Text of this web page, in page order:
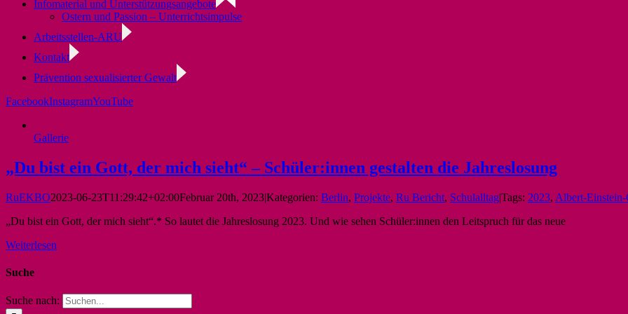
Infomaterial und Unterstützungsangebote
Ostern und Passion – Unterrichtsimpulse
Arbeitsstellen-ARU
Kontakt
Prävention sexualisierter Gewalt
FacebookInstagramYouTube
Gallerie
„Du bist ein Gott, der mich sieht“ – Schüler:innen gestalten die Jahreslosung
RuEKBO2023-06-23T11:29:42+02:00Februar 20th, 2023|Kategorien: Berlin, Projekte, Ru Bericht, Schulalltag|Tags: 2023, Albert-
„Du bist ein Gott, der mich sieht“.* So lautet die Jahreslosung 2023. Und wie sehen Schüler:innen den Leitspruch für das neue
Weiterlesen
Suche
Suche nach: